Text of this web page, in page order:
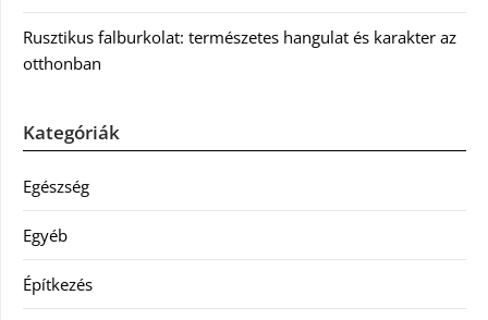
Rusztikus falburkolat: természetes hangulat és karakter az
otthonban
Kategóriák
Egészség
Egyéb
Építkezés